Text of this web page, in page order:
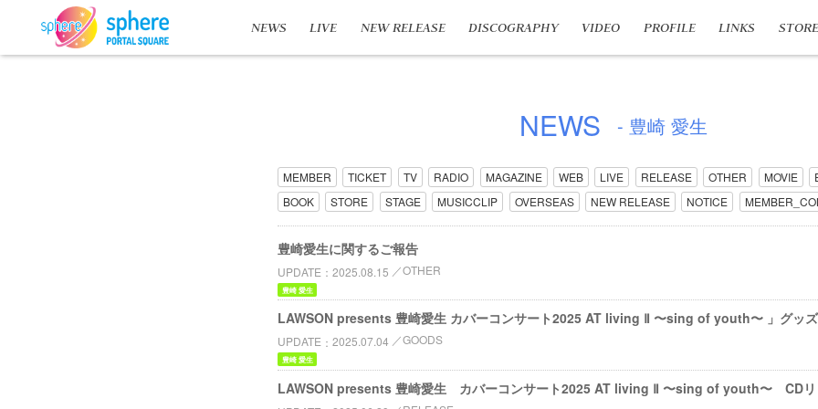
NEWS LIVE NEW RELEASE DISCOGRAPHY VIDEO PROFILE LINKS STORE
NEWS - 豊崎 愛生
MEMBER TICKET TV RADIO MAGAZINE WEB LIVE RELEASE OTHER MOVIE
BOOK
STORE STAGE MUSICCLIP OVERSEAS NEW RELEASE NOTICE
豊崎愛生に関するご報告
UPDATE 2025.08.15 OTHER
豊崎 愛生
LAWSON presents 豊崎愛⽣ カバーコンサート2025 AT living Ⅱ 〜sing of youth〜 」グッ
UPDATE 2025.07.04 GOODS
豊崎 愛生
LAWSON presents 豊崎愛生 カバーコンサート2025 AT living Ⅱ 〜sing of youth〜 CDリ